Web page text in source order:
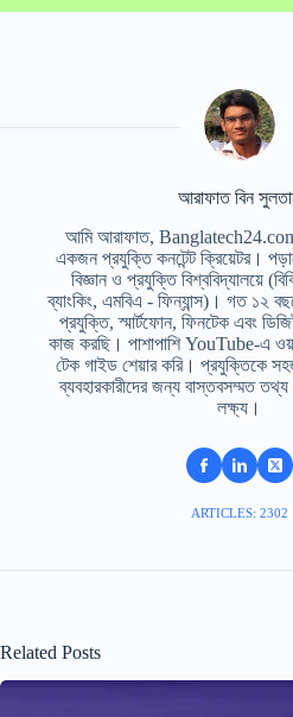
আরাফাত বিন
আমি আরাফাত, Banglatech24.com
একজন প্রযুক্তি কনটেন্ট ক্রিয়েটর।
বিজ্ঞান ও প্রযুক্তি বিশ্ববিদ্যালয়ে
ব্যাংকিং, এমবিএ - ফিন্যান্স)। গত ১২
প্রযুক্তি, স্মার্টফোন, ফিনটেক এবং
কাজ করছি। পাশাপাশি YouTube-এ
টেক গাইড শেয়ার করি। প্রযুক্তিকে
ব্যবহারকারীদের জন্য বাস্তবসম্মত
লক্ষ্য।
ARTICLES: 2302
Related Posts